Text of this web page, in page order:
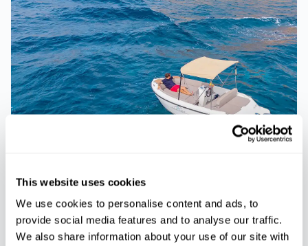
This website uses cookies
We use cookies to personalise content and ads, to
provide social media features and to analyse our traffic.
We also share information about your use of our site with
BARCOS ALQUILER
Alquiler de barco sin licencia en Santa
Ponsa